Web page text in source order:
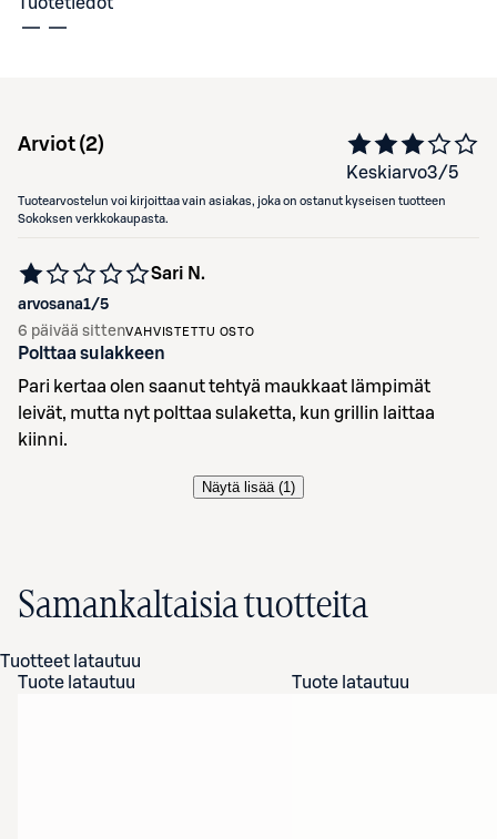
Arviot (2)
Keskiarvo3/5
Tuotearvostelun voi kirjoittaa vain asiakas, joka on ostanut kyseisen tuotteen
Sokoksen verkkokaupasta.
arvosana1/5
Sari N.
6 päivää sittenVAHVISTETTU OSTO
Polttaa sulakkeen
Pari kertaa olen saanut tehtyä maukkaat lämpimät
leivät, mutta nyt polttaa sulaketta, kun grillin laittaa
kiinni.
Näytä lisää (1)
Samankaltaisia tuotteita
Tuotteet latautuu
Tuote latautuu
Tuote latautuu